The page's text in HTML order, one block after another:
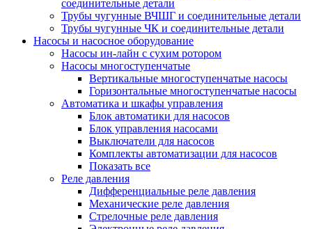
соединительные детали
Трубы чугунные ВЧШГ и соединительные детали
Трубы чугунные ЧК и соединительные детали
Насосы и насосное оборудование
Насосы ин-лайн с сухим ротором
Насосы многоступенчатые
Вертикальные многоступенчатые насосы
Горизонтальные многоступенчатые насосы
Автоматика и шкафы управления
Блок автоматики для насосов
Блок управления насосами
Выключатели для насосов
Комплекты автоматизации для насосов
Показать все
Реле давления
Дифференциальные реле давления
Механические реле давления
Стрелочные реле давления